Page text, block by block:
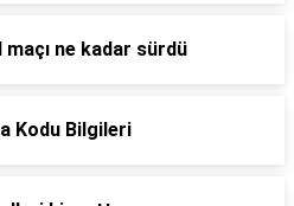
ne kadar sürdü
Kodu Bilgileri